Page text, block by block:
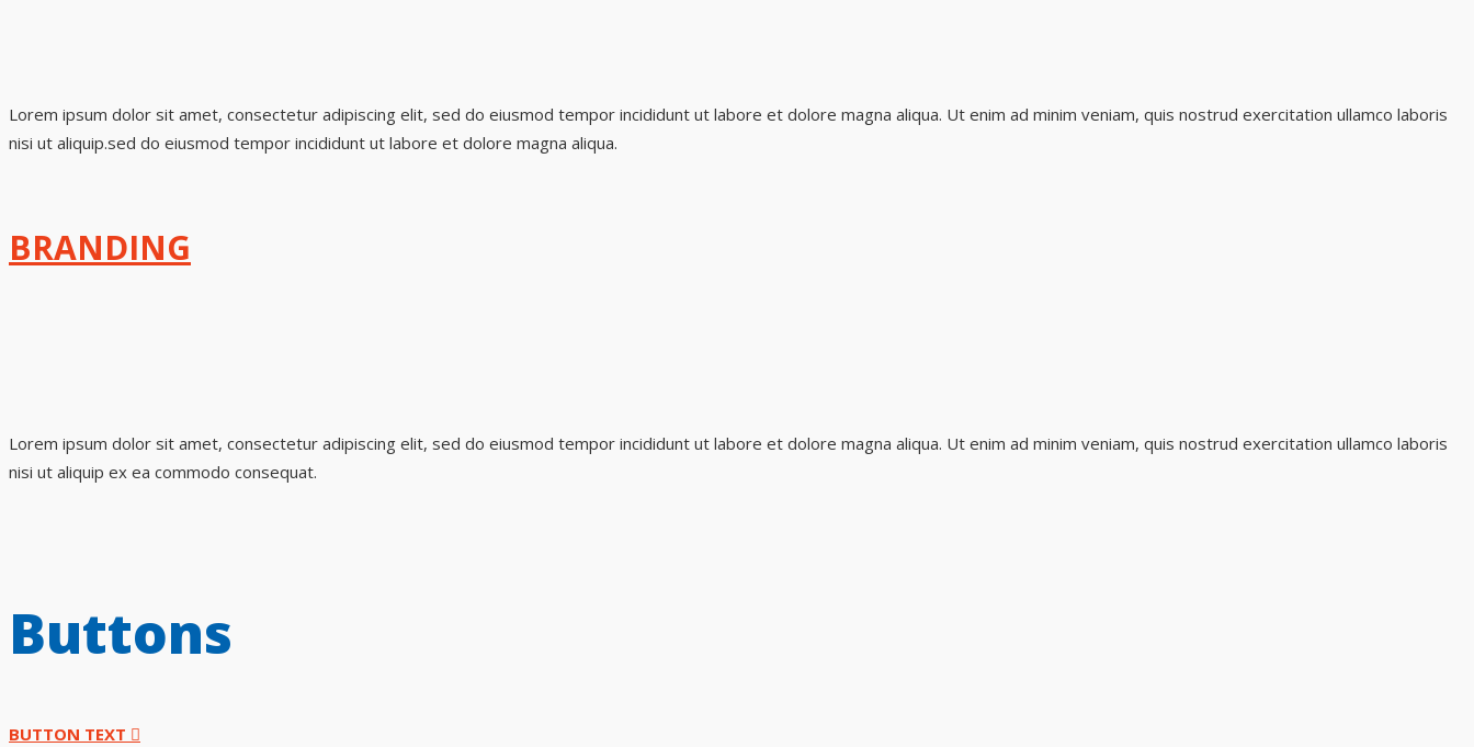
Lorem ipsum dolor sit amet, consectetur adipiscing elit, sed do eiusmod tempor incididunt ut labore et dolore magna aliqua. Ut enim ad minim veniam, quis nostrud exercitation ullamco laboris
nisi ut aliquip.sed do eiusmod tempor incididunt ut labore et dolore magna aliqua.
BRANDING
Lorem ipsum dolor sit amet, consectetur adipiscing elit, sed do eiusmod tempor incididunt ut labore et dolore magna aliqua. Ut enim ad minim veniam, quis nostrud exercitation ullamco laboris
nisi ut aliquip ex ea commodo consequat.
Buttons
BUTTON TEXT